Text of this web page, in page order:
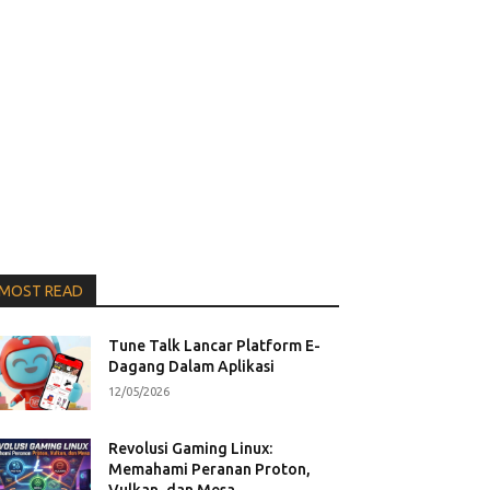
READ
Tune Talk Lancar Platform E-
Dagang Dalam Aplikasi
12/05/2026
Revolusi Gaming Linux:
Memahami Peranan Proton,